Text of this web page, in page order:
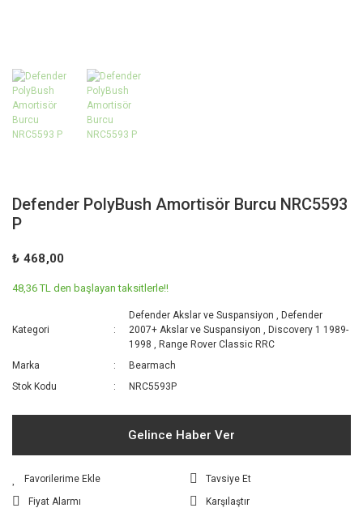
Defender PolyBush Amortisör Burcu NRC5593
P
₺ 468,00
48,36 TL den başlayan taksitlerle!!
Kategori
Defender Akslar ve Suspansiyon ,Defender
2007+ Akslar ve Suspansiyon
,Discovery 1 1989-
1998
,Range Rover Classic RRC
Marka
Bearmach
Stok Kodu
NRC5593P
Gelince Haber Ver
Tavsiye Et
Fiyat Alarmı
Karşılaştır